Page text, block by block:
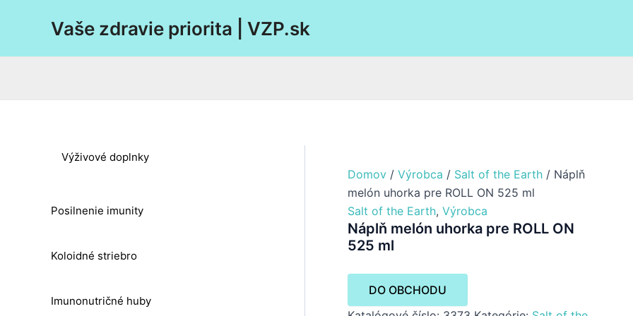
Vaše zdravie priorita | VZP.sk
Výživové doplnky
Posilnenie imunity
Koloidné striebro
Imunonutričné huby
Domov / Výrobca / Salt of the Earth / Náplň
melón uhorka pre ROLL ON 525 ml
Salt of the Earth, Výrobca
Náplň melón uhorka pre ROLL ON
525 ml
DO OBCHODU